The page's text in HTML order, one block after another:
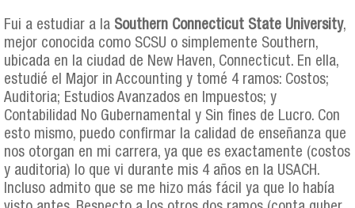
Fui a estudiar a la Southern Connecticut State University,
mejor conocida como SCSU o simplemente Southern,
ubicada en la ciudad de New Haven, Connecticut. En ella,
estudié el Major in Accounting y tomé 4 ramos: Costos;
Auditoria; Estudios Avanzados en Impuestos; y
Contabilidad No Gubernamental y Sin fines de Lucro. Con
esto mismo, puedo confirmar la calidad de enseñanza que
nos otorgan en mi carrera, ya que es exactamente (costos
y auditoria) lo que vi durante mis 4 años en la USACH.
Incluso admito que se me hizo más fácil ya que lo había